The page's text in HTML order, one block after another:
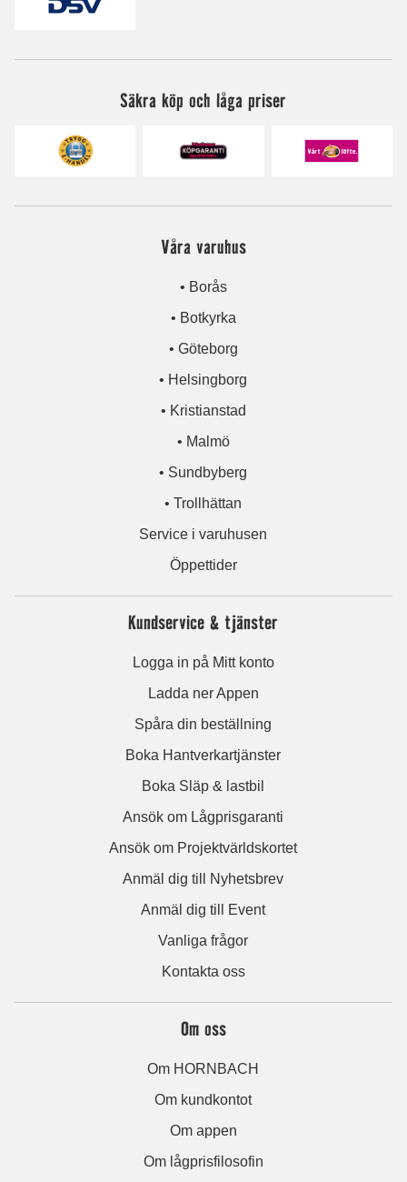
Säkra köp och låga priser
Våra varuhus
• Borås
• Botkyrka
• Göteborg
• Helsingborg
• Kristianstad
• Malmö
• Sundbyberg
• Trollhättan
Service i varuhusen
Öppettider
Kundservice & tjänster
Logga in på Mitt konto
Ladda ner Appen
Spåra din beställning
Boka Hantverkartjänster
Boka Släp & lastbil
Ansök om Lågprisgaranti
Ansök om Projektvärldskortet
Anmäl dig till Nyhetsbrev
Anmäl dig till Event
Vanliga frågor
Kontakta oss
Om oss
Om HORNBACH
Om kundkontot
Om appen
Om lågprisfilosofin